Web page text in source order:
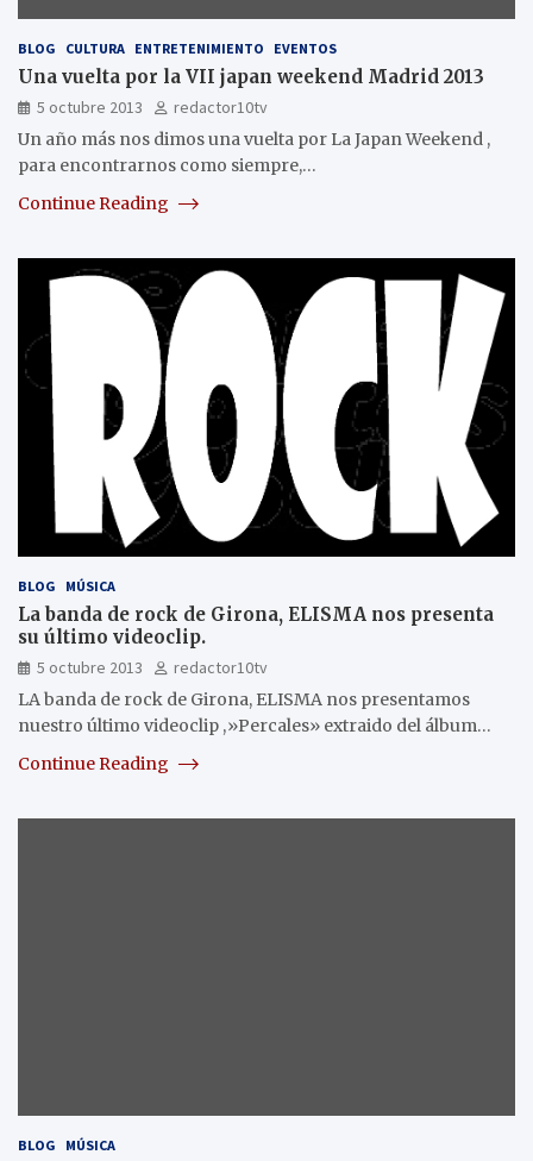
BLOG CULTURA ENTRETENIMIENTO EVENTOS
Una vuelta por la VII japan weekend Madrid 2013
5 octubre 2013
redactor10tv
Un año más nos dimos una vuelta por La Japan Weekend ,
para encontrarnos como siempre,…
Continue Reading
BLOG MÚSICA
La banda de rock de Girona, ELISMA nos presenta
su último videoclip.
5 octubre 2013
redactor10tv
LA banda de rock de Girona, ELISMA nos presentamos
nuestro último videoclip ,»Percales» extraido del álbum…
Continue Reading
BLOG MÚSICA